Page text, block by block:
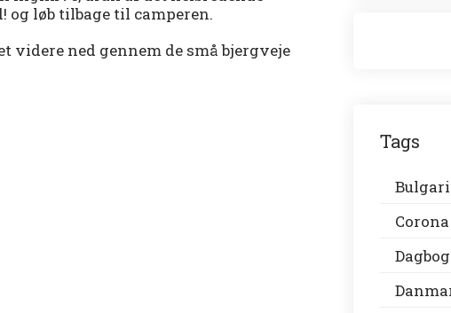
og løb tilbage til camperen.
videre ned gennem de små bjergveje
Tags
Corona
Dagbog